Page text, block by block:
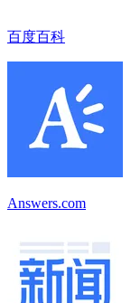
百度百科
Answers.com